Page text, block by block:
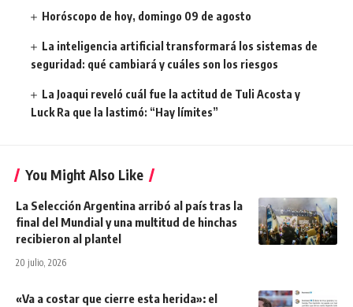
Horóscopo de hoy, domingo 09 de agosto
La inteligencia artificial transformará los sistemas de
seguridad: qué cambiará y cuáles son los riesgos
La Joaqui reveló cuál fue la actitud de Tuli Acosta y
Luck Ra que la lastimó: “Hay límites”
You Might Also Like
La Selección Argentina arribó al país tras la
final del Mundial y una multitud de hinchas
recibieron al plantel
20 julio, 2026
«Va a costar que cierre esta herida»: el